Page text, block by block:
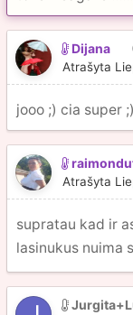
Dijana
Atrašyta
jooo ;) cia super ;)
Atrašyta
supratau kad ir
lasinukus nuima